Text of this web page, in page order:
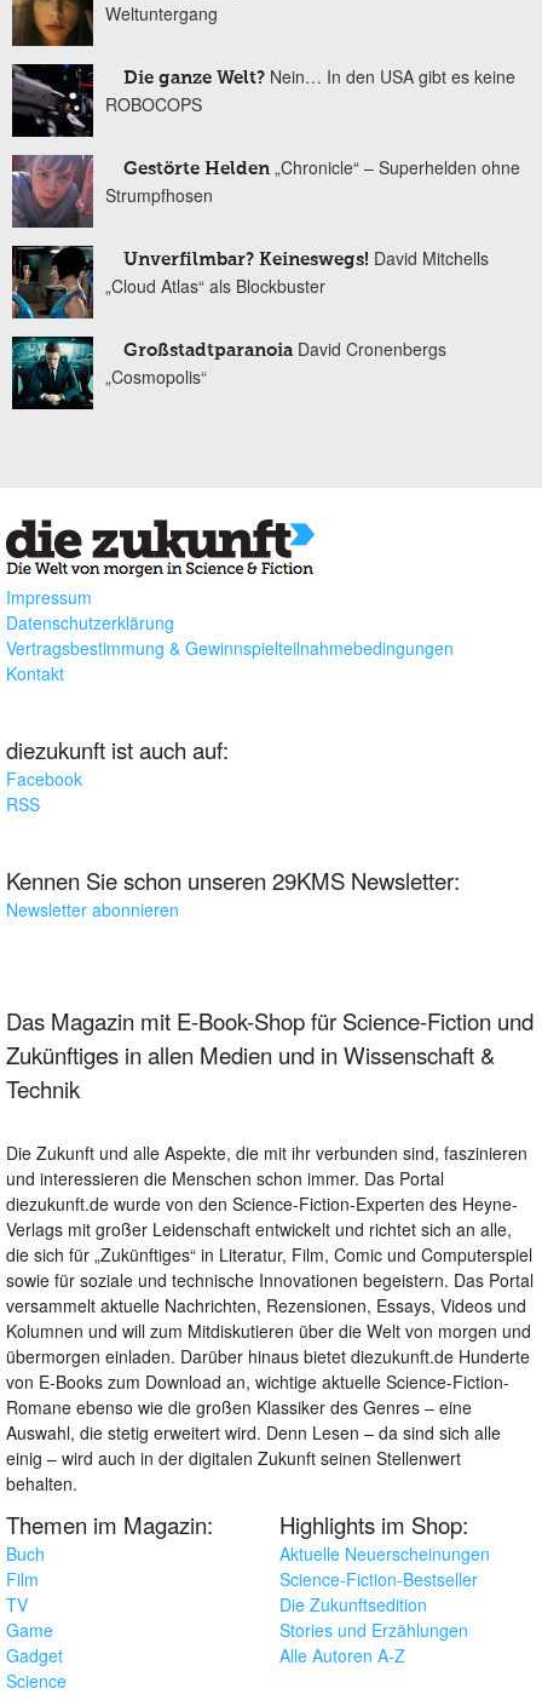
Weltuntergang
Die ganze Welt? Nein… In den USA gibt es keine
ROBOCOPS
Gestörte Helden „Chronicle“ – Superhelden ohne
Strumpfhosen
Unverfilmbar? Keineswegs! David Mitchells
„Cloud Atlas“ als Blockbuster
Großstadtparanoia David Cronenbergs
„Cosmopolis“
Impressum
Datenschutzerklärung
Vertragsbestimmung & Gewinnspielteilnahmebedingungen
Kontakt
diezukunft ist auch auf:
Facebook
RSS
Kennen Sie schon unseren 29KMS Newsletter:
Newsletter abonnieren
Das Magazin mit E-Book-Shop für Science-Fiction und
Zukünftiges in allen Medien und in Wissenschaft &
Technik
Die Zukunft und alle Aspekte, die mit ihr verbunden sind, faszinieren
und interessieren die Menschen schon immer. Das Portal
diezukunft.de wurde von den Science-Fiction-Experten des Heyne-
Verlags mit großer Leidenschaft entwickelt und richtet sich an alle,
die sich für „Zukünftiges“ in Literatur, Film, Comic und Computerspiel
sowie für soziale und technische Innovationen begeistern. Das Portal
versammelt aktuelle Nachrichten, Rezensionen, Essays, Videos und
Kolumnen und will zum Mitdiskutieren über die Welt von morgen und
übermorgen einladen. Darüber hinaus bietet diezukunft.de Hunderte
von E-Books zum Download an, wichtige aktuelle Science-Fiction-
Romane ebenso wie die großen Klassiker des Genres – eine
Auswahl, die stetig erweitert wird. Denn Lesen – da sind sich alle
einig – wird auch in der digitalen Zukunft seinen Stellenwert
behalten.
Themen im Magazin:
Buch
Film
TV
Game
Gadget
Science
Highlights im Shop:
Aktuelle Neuerscheinungen
Science-Fiction-Bestseller
Die Zukunftsedition
Stories und Erzählungen
Alle Autoren A-Z